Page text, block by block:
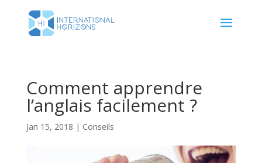
Comment apprendre
l’anglais facilement ?
Jan 15, 2018 | Conseils